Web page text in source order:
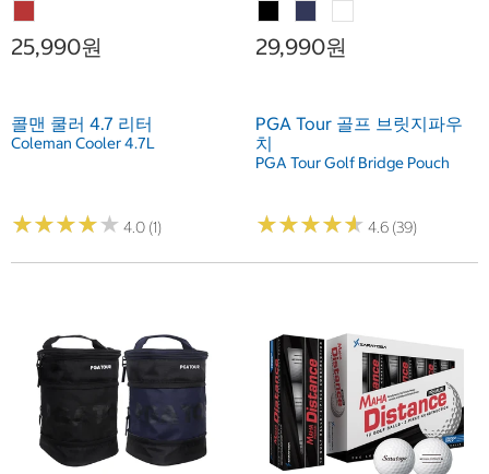
25,990원
콜맨 쿨러 4.7 리터
Coleman Cooler 4.7L
★★★★★
★★★★★ 4.0 (1)
29,990원
PGA Tour 골프 브릿지파우
치
PGA Tour Golf Bridge Pouch
★★★★★
★★★★★ 4.6 (39)